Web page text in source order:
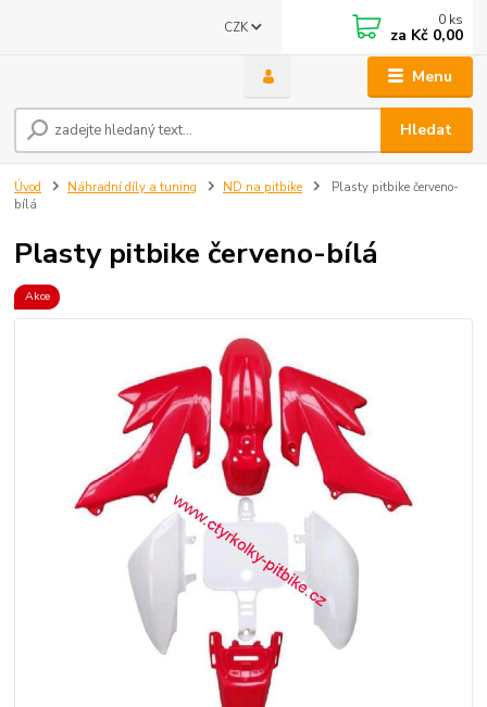
Menu
CZK
Hledat
0 ks
za Kč 0,00
Úvod Náhradní díly a tuning ND na pitbike
Plasty pitbike červeno-
bílá
Plasty pitbike červeno-bílá
Akce